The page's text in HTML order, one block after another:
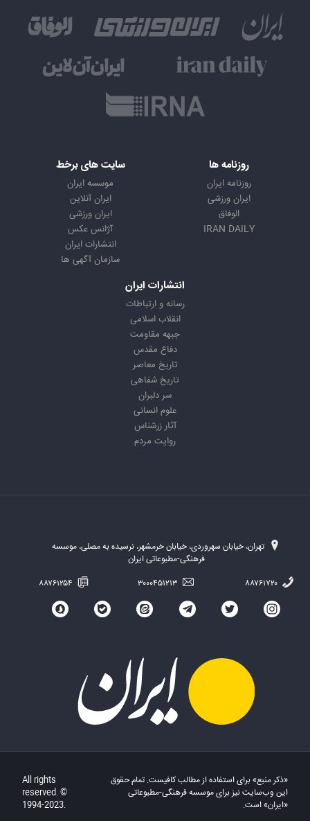
روزنامه ها
روزنامه ایران
ایران ورزشی
الوفاق
IRAN DAILY
سایت های برخط
موسسه ایران
ایران آنلاین
ایران ورزشی
آژانس عکس
انتشارات ایران
سازمان آگهی ها
انتشارات ایران
رسانه و ارتباطات
انقلاب اسلامی
جبهه مقاومت
دفاع مقدس
تاریخ معاصر
تاریخ شفاهی
سر دلبران
علوم انسانی
آثار زرشناس
روایت مردم
تهران، خیابان سهروردی، خیابان خرمشهر، نرسیده به مصلی، موسسه
فرهنگی-مطبوعاتی ایران
«ذکر منبع» برای استفاده از مطالب کافیست. تمام حقوق
این وب‌سایت نیز برای موسسه فرهنگی-مطبوعاتی
«ایران» است.
All rights
reserved. ©
1994-2023.